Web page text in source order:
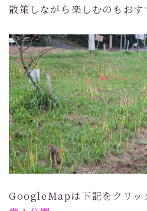
散策しながら楽しむのもおす
GoogleMapは下記をクリッ